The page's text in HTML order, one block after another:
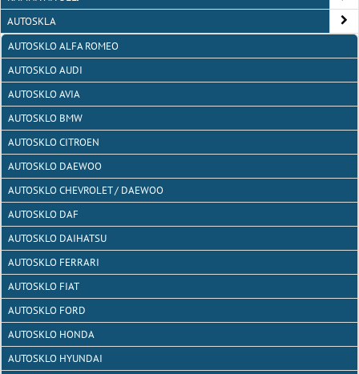
AUTOSKLA
AUTOSKLO ALFA ROMEO
AUTOSKLO AUDI
AUTOSKLO AVIA
AUTOSKLO BMW
AUTOSKLO CITROEN
AUTOSKLO DAEWOO
AUTOSKLO CHEVROLET / DAEWOO
AUTOSKLO DAF
AUTOSKLO DAIHATSU
AUTOSKLO FERRARI
AUTOSKLO FIAT
AUTOSKLO FORD
AUTOSKLO HONDA
AUTOSKLO HYUNDAI